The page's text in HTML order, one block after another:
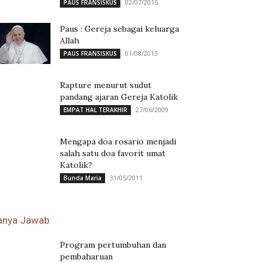
PAUS FRANSISKUS 02/07/2015
Paus : Gereja sebagai keluarga
Allah
PAUS FRANSISKUS 01/08/2013
Rapture menurut sudut
pandang ajaran Gereja Katolik
EMPAT HAL TERAKHIR 27/06/2009
Mengapa doa rosario menjadi
salah satu doa favorit umat
Katolik?
Bunda Maria 31/05/2011
Jawab
Program pertumbuhan dan
pembaharuan